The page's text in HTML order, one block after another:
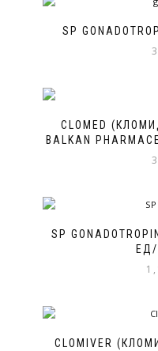
SP
CLOMED
BALKAN
SP
CLOMIVER